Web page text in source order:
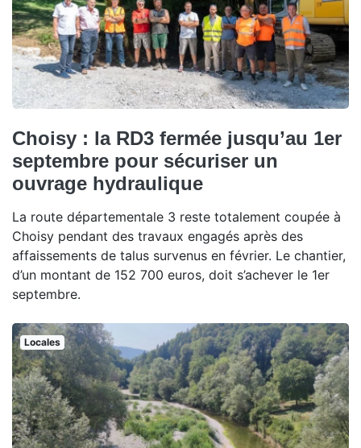
Choisy : la RD3 fermée jusqu’au 1er
septembre pour sécuriser un
ouvrage hydraulique
La route départementale 3 reste totalement coupée à
Choisy pendant des travaux engagés après des
affaissements de talus survenus en février. Le chantier,
d’un montant de 152 700 euros, doit s’achever le 1er
septembre.
Locales